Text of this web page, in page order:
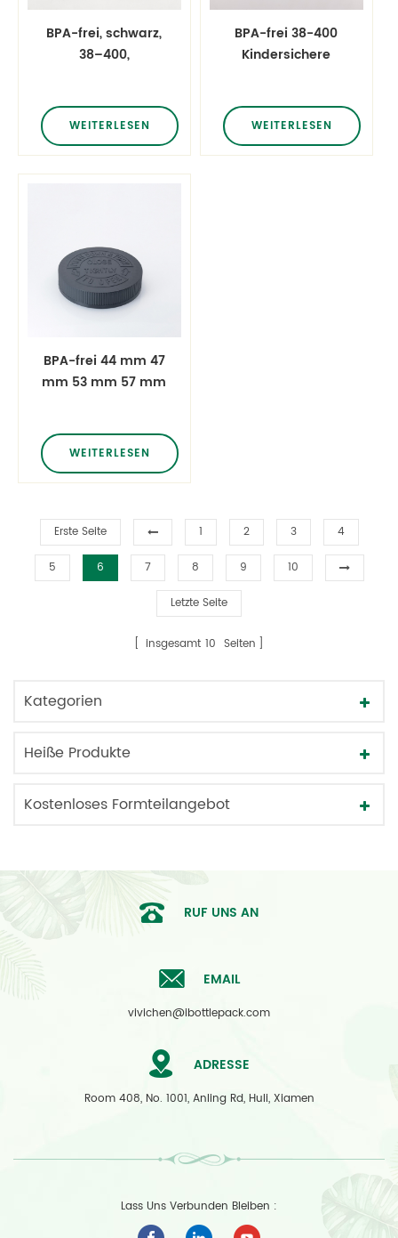
BPA-frei, schwarz,
38–400,
Medizinpille,
kindersichere
Kappe, Verschluss
WEITERLESEN
BPA-frei 38-400
Kindersichere
Kappe
Herunterdrücken
und
WEITERLESEN
BPA-frei 44 mm 47
mm 53 mm 57 mm
Drehverschluss
Schraubverschluss
Kindersicherungskappe
Medizinkappe
WEITERLESEN
Erste Seite 1 2 3 4
5 6 7 8 9 10
Letzte Seite
insgesamt 10 Seiten
Kategorien
Heiße Produkte
Kostenloses Formteilangebot
RUF UNS AN
EMAIL
vivichen@ibottlepack.com
ADRESSE
Room 408, No. 1001, Anling Rd, Huli, Xiamen
Lass Uns Verbunden Bleiben :